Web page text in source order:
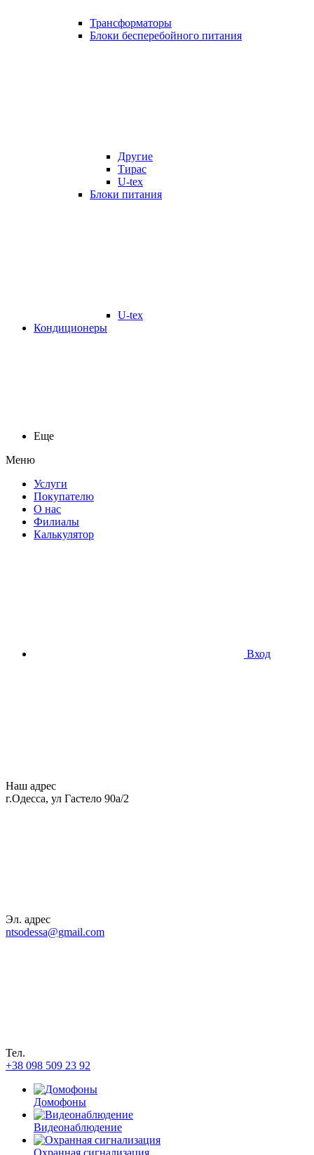
Трансформаторы
Блоки бесперебойного питания
Другие
Тирас
U-tex
Блоки питания
U-tex
Кондиционеры
Еще
Меню
Услуги
Покупателю
О нас
Филиалы
Калькулятор
Вход
Наш адрес
г.Одесса, ул Гастело 90а/2
Эл. адрес
ntsodessa@gmail.com
Тел.
+38 098 509 23 92
Домофоны
Видеонаблюдение
Охранная сигнализация